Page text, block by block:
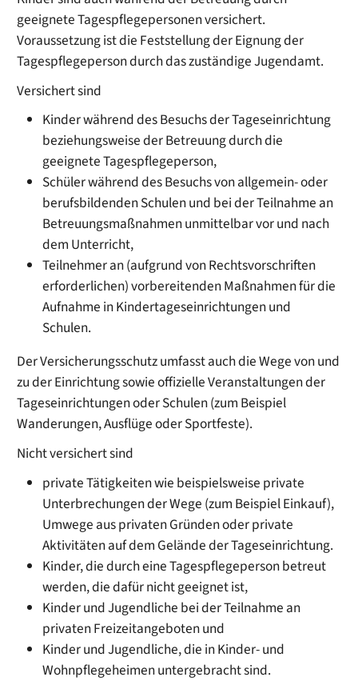
geeignete Tagespflegepersonen versichert.
Voraussetzung ist die Feststellung der Eignung der
Tagespflegeperson durch das zuständige Jugendamt.
Versichert sind
Kinder während des Besuchs der Tageseinrichtung
beziehungsweise der Betreuung durch die
geeignete Tagespflegeperson,
Schüler während des Besuchs von allgemein- oder
berufsbildenden Schulen und bei der Teilnahme an
Betreuungsmaßnahmenunmittelbarvor und nach
dem Unterricht,
Teilnehmer an (aufgrund von Rechtsvorschriften
erforderlichen) vorbereitenden Maßnahmen für die
Aufnahme in Kindertageseinrichtungen und
Schulen.
Der Versicherungsschutz umfasst auch die Wege von und
zu der Einrichtung sowie offizielle Veranstaltungen der
Tageseinrichtungen oder Schulen(zum Beispiel
Wanderungen, Ausflüge oder Sportfeste).
Nicht versichert sind
private Tätigkeiten wie beispielsweise private
Unterbrechungen der Wege (zum Beispiel Einkauf),
Umwege aus privaten Gründen oder private
Aktivitäten auf dem Gelände der Tageseinrichtung.
Kinder, die durch eine Tagespflegeperson betreut
werden, die dafür nicht geeignet ist,
Kinder und Jugendliche bei der Teilnahme an
privaten Freizeitangeboten und
Kinder und Jugendliche, die in Kinder- und
Wohnpflegeheimen untergebracht sind.